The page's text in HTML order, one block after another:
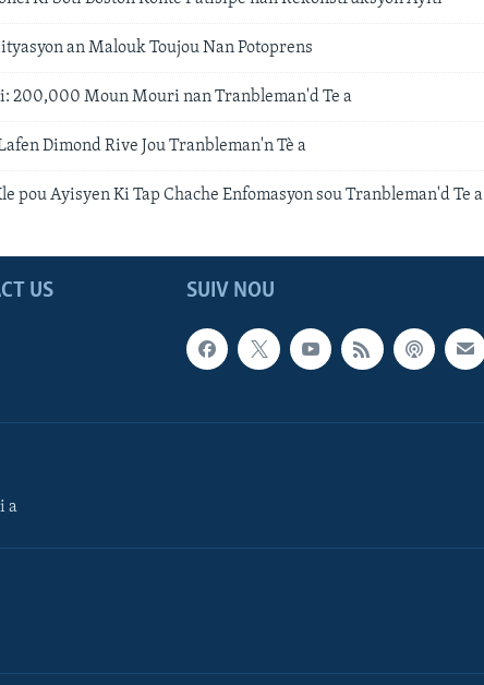
an Malouk Toujou Nan Potoprens
200,000 Moun Mouri nan Tranbleman'd Te a
Dimond Rive Jou Tranbleman'n Tè a
pou Ayisyen Ki Tap Chache Enfomasyon sou Tranbleman'd Te a
SUIV NOU
US
a